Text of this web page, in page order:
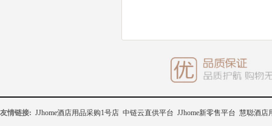
友情链接: JJhome酒店用品采购1号店 中链云直供平台 JJhome新零售平台 慧聪酒店